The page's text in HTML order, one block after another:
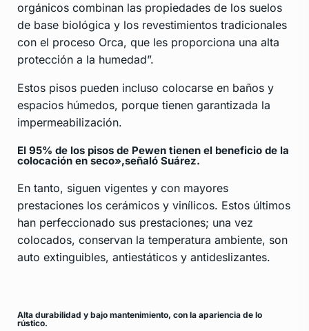
orgánicos combinan las propiedades de los suelos
de base biológica y los revestimientos tradicionales
con el proceso Orca, que les proporciona una alta
protección a la humedad”.
Estos pisos pueden incluso colocarse en baños y
espacios húmedos, porque tienen garantizada la
impermeabilización.
El 95% de los pisos de Pewen tienen el beneficio de la
colocación en seco»,señaló Suárez.
En tanto, siguen vigentes y con mayores
prestaciones los cerámicos y vinílicos. Estos últimos
han perfeccionado sus prestaciones; una vez
colocados, conservan la temperatura ambiente, son
auto extinguibles, antiestáticos y antideslizantes.
Alta durabilidad y bajo mantenimiento, con la apariencia de lo
rústico.